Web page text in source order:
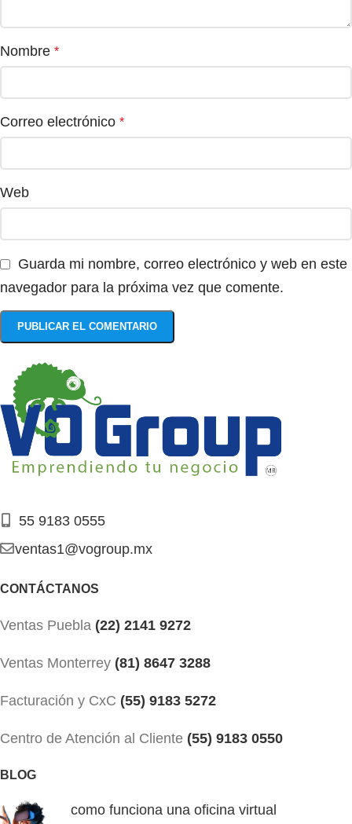
Nombre *
Correo electrónico *
Web
Guarda mi nombre, correo electrónico y web en este
navegador para la próxima vez que comente.
55 9183 0555
ventas1@vogroup.mx
CONTÁCTANOS
Ventas Puebla (22) 2141 9272
Ventas Monterrey (81) 8647 3288
Facturación y CxC (55) 9183 5272
Centro de Atención al Cliente (55) 9183 0550
BLOG
como funciona una oficina virtual